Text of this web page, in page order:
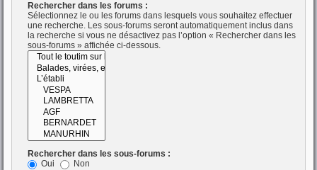
Rechercher dans les forums :
Sélectionnez le ou les forums dans lesquels vous souhaitez effectuer
une recherche. Les sous-forums seront automatiquement inclus dans
la recherche si vous ne désactivez pas l’option « Rechercher dans les
sous-forums » affichée ci-dessous.
Rechercher dans les sous-forums :
Oui
Non